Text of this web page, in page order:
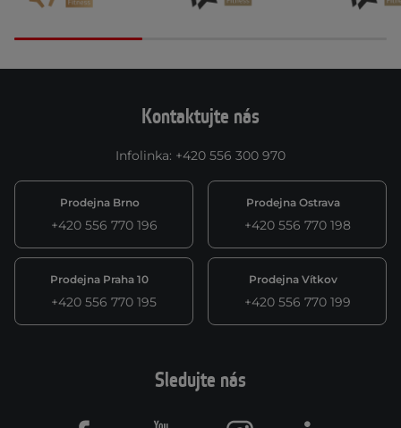
Kontaktujte nás
Infolinka: +420 556 300 970
Prodejna Brno
+420 556 770 196
Prodejna Ostrava
+420 556 770 198
Prodejna Praha 10
+420 556 770 195
Prodejna Vítkov
+420 556 770 199
Sledujte nás